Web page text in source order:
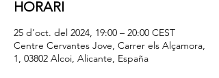
HORARI
25 d’oct. del 2024, 19:00 – 20:00 CEST
Centre Cervantes Jove, Carrer els Alçamora,
1, 03802 Alcoi, Alicante, España